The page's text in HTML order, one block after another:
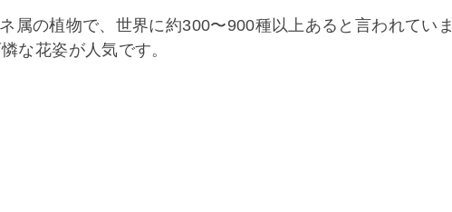
属の植物で、世界に約300〜900種以上あると言われてい
な花姿が人気です。